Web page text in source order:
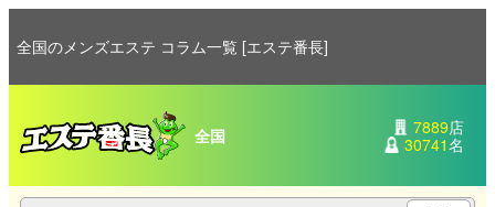
全国のメンズエステ コラム一覧 [エステ番長]
全国 7889店
30741名